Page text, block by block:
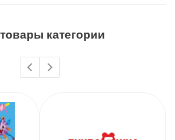
категории